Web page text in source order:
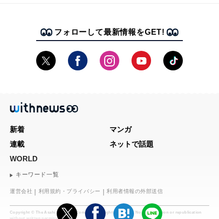
フォローして最新情報をGET!
Copyright © The Asahi Shimbun Company. All rights reserved. No reproduction or republication
新着
マンガ
連載
ネットで話題
WORLD
キーワード一覧
運営会社 利用規約・プライバシー 利用者情報の外部送信